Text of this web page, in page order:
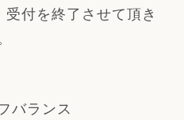
付を終了させて頂き
バランス